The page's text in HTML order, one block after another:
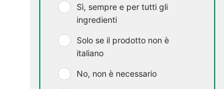
Sì, sempre e per tutti gli
ingredienti
Solo se il prodotto non è
italiano
No, non è necessario